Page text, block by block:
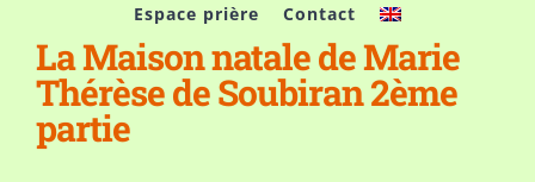
Espace prière
Contact
La Maison natale de Marie
Thérèse de Soubiran 2ème
partie